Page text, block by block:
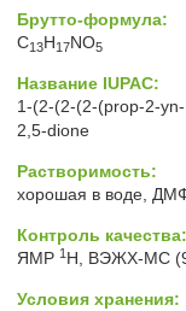
Брутто-формула:
C13H17NO5
Название IUPAC:
1-(2-(2-(2-(prop-2-
2,5-dione
Растворимость:
хорошая в воде,
Контроль качества:
ЯМР 1 H, ВЭЖХ-МС
Условия хранения: